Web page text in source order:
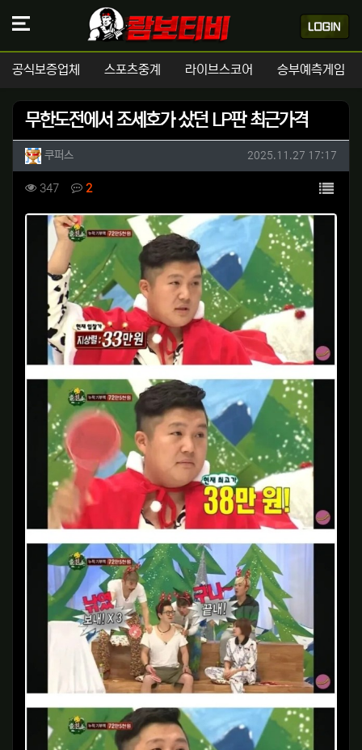
공식보증업체 스포츠중계 라이브스코어 승부예측게임
무한도전에서 조세호가 샀던 LP판 최근가격
작성자 정보
쿠퍼스 작성일
2025.11.27 17:17
컨텐츠 정보
347조회 2댓글 목록
본문